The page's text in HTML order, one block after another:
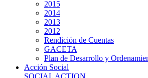
2015
2014
2013
2012
Rendición de Cuentas
GACETA
Plan de Desarrollo y
Acción Social
SOCIAL ACTION